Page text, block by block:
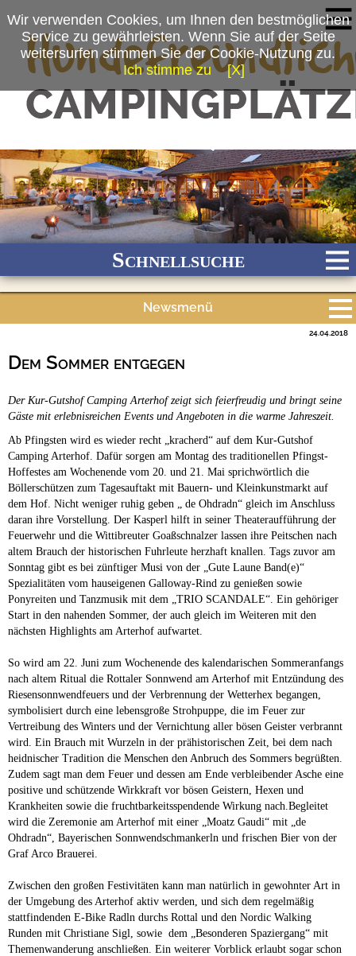
(c) Kur-Gutshof Camping ArterhofSchnellsuche
Stadtnah
Newsmenü
Campingplätze
Camping & Caravan
Touristik
Dem Sommer entgegen
24.04.2018
Der Kur-Gutshof Camping Arterhof zeigt sich feierfreudig und bringt seine
Gäste mit erlebnisreichen Events und Angeboten in die warme Jahreszeit.
Ab Pfingsten wird es wieder recht „kracherd“ auf dem Kur-Gutshof
Camping Arterhof. Dafür sorgen am Montag des traditionellen Pfingst-
Hoffestes am Wochenende vom 20. und 21. Mai sprichwörtlich die
Böllerschützen zum Tagesauftakt mit Bauern- und Kleinkunstmarkt auf
dem Hof. Nicht weniger ruhig geben „ de Ohdradn“ gleich im Anschluss
daran ihre Vorstellung. Der Kasperl hilft in seiner Theateraufführung der
Feuerwehr und die Wittibreuter Goaßschnalzer lassen ihre Peitschen nach
altem Brauch der historischen Fuhrleute herzhaft knallen. Tags zuvor am
Sonntag gibt es bei zünftiger Musi von der „Gute Laune Band(e)“
Spezialitäten vom hauseigenen Galloway-Rind zu genießen sowie
Ponyreiten und Tanzmusik mit dem „TRIO SCANDALE“. Ein gehöriger
Start in den nahenden Sommer, der auch gleich im Weiteren mit den
nächsten Highlights am Arterhof aufwartet.
So wird am 22. Juni zum Wochenende des kalendarischen Sommeranfangs
nach altem Ritual die Rottaler Sonnwend am Arterhof mit Entzündung des
Riesensonnwendfeuers und der Verbrennung der Wetterhex begangen,
symbolisiert durch eine lebensgroße Strohpuppe, die im Feuer zur
Vertreibung des Winters und der Vernichtung aller bösen Geister verbrannt
wird. Ein Brauch mit Wurzeln in der prähistorischen Zeit, bei dem nach
heidnischer Tradition die Menschen den Anbruch des Sommers begrüßten.
Zudem sagt man dem Feuer und dessen am Ende verbleibender Asche eine
positive und schützende Wirkkraft vor bösen Geistern, Hexen und
Krankheiten sowie die fruchtbarkeitsspendende Wirkung nach.Begleitet
wird die Zeremonie am Arterhof mit einer „Moatz Gaudi“ mit „de
Ohdradn“, Bayerischen Sonnwendschmankerln und frischen Bier von der
Graf Arco Brauerei.
Zwischen den großen Festivitäten kann man natürlich in gewohnter Art in
der Umgebung des Arterhof aktiv werden, und sich dem regelmäßig
stattfindenden E-Bike Radln durchs Rottal und den Nordic Walking
Runden mit Christiane Sigl, sowie dem „Besonderen Spaziergang“ mit
Themenwanderung anschließen. Ein weiterer Vorblick erlaubt sogar schon
Wir verwenden Cookies, um Ihnen den bestmöglichen
Service zu gewährleisten. Wenn Sie auf der Seite
weitersurfen stimmen Sie der Cookie-Nutzung zu.
Ich stimme zu
[X]